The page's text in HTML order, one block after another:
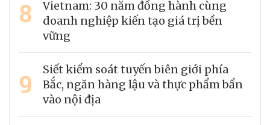
8
Vietnam: 30 năm đồng hành cùng
doanh nghiệp kiến tạo giá trị bền
vững
9
Siết kiểm soát tuyến biên giới phía
Bắc, ngăn hàng lậu và thực phẩm bẩn
vào nội địa